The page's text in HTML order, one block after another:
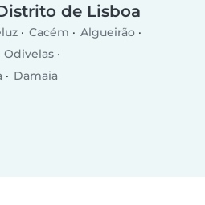
de Lisboa
Cacém
Algueirão
Odivelas
Damaia